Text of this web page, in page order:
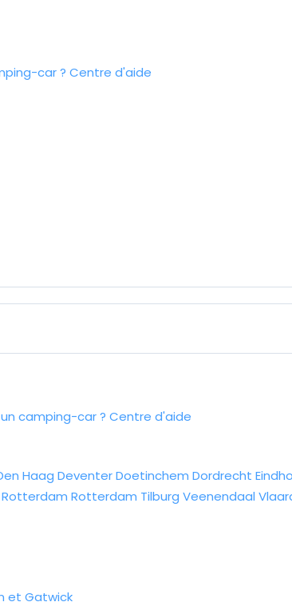
car ? Centre d'aide
camping-car ? Centre d'aide
Haag DeventerDoetinchem Dordrecht
Rotterdam Rotterdam Tilburg Veenendaal
et Gatwick